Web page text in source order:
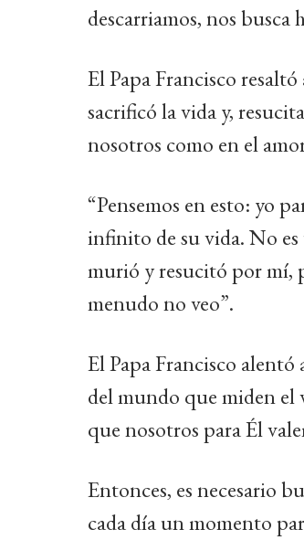
descarriamos, nos busca
El Papa Francisco
sacrificó la vida y,
nosotros como en el
“Pensemos en esto: yo
infinito de su vida. No
murió y resucitó por mí,
menudo no veo”.
El Papa Francisco alentó
del mundo que miden el
que nosotros para Él
Entonces, es necesario
cada día un momento